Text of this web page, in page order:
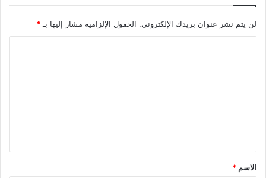
لن يتم نشر عنوان بريدك الإلكتروني. الحقول الإلزامية مشار إليها بـ *
الاسم *